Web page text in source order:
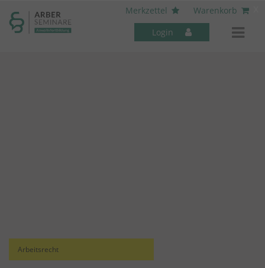
Merkzettel
Warenkorb
Login
Arbeitsrecht